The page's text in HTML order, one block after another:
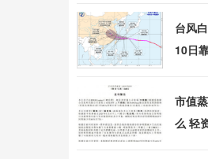
台风
10日
市值
么 轻